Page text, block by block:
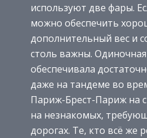
используют две фары.
можно обеспечить
дополнительный вес и
столь важны.
обеспечивала
даже на тандеме во
Париж-Брест-Париж на
на незнакомых,
дорогах. Те, кто всё же